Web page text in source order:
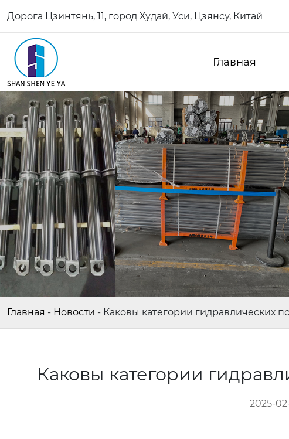
Дорога Цзинтянь, 11, город Худай, Уси, Цзянсу, Китай
Главная
Главная - Новости - Каковы категории гидравлических
Каковы категории
2025-